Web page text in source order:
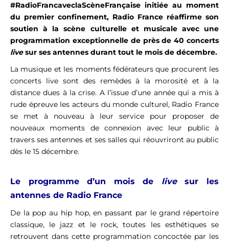
#RadioFrancaveclaScèneFrançaise initiée au moment
du premier confinement, Radio France réaffirme son
soutien à la scène culturelle et musicale avec une
programmation exceptionnelle de près de 40 concerts
livesur ses antennes durant tout le mois de décembre.
La musique et les moments fédérateurs que procurent les
concerts live sont des remèdes à la morosité et à la
distance dues à la crise. A l’issue d’une année qui a mis à
rude épreuve les acteurs du monde culturel, Radio France
se met à nouveau à leur service pour proposer de
nouveaux moments de connexion avec leur public à
travers ses antennes et ses salles qui réouvriront au public
dès le 15 décembre.
Le programme d’un mois de livesur les
antennes de Radio France
De la pop au hip hop, en passant par le grand répertoire
classique, le jazz et le rock, toutes les esthétiques se
retrouvent dans cette programmation concoctée par les